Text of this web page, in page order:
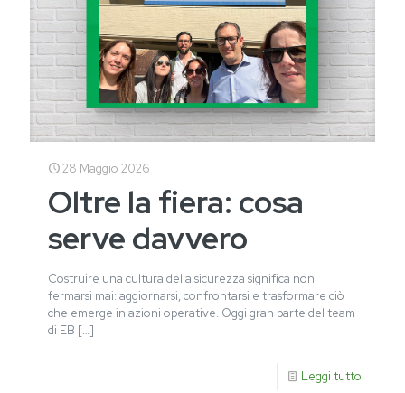
28 Maggio 2026
Oltre la fiera: cosa
serve davvero
Costruire una cultura della sicurezza significa non
fermarsi mai: aggiornarsi, confrontarsi e trasformare ciò
che emerge in azioni operative. Oggi gran parte del team
di EB […]
Leggi tutto